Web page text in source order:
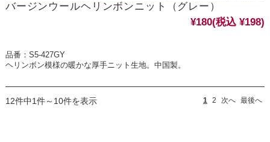
バージンウールヘリンボンニット（グレー）
¥180(税込 ¥198)
品番：S5-427GY
ヘリンボン模様の暖かな厚手ニット生地。中国製。
12件中1件～10件を表示 1 2 次へ 最後へ